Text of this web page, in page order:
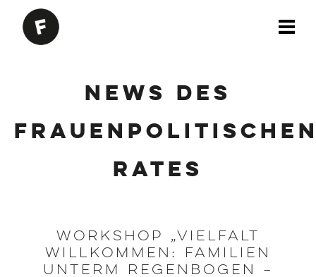
News des
Rates
Workshop „Vielfalt
willkommen: Familien
unterm Regenbogen –